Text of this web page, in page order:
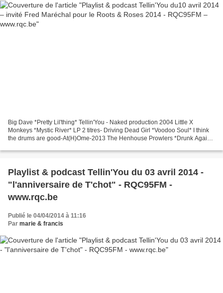
Big Dave *Pretty Lil'thing* Tellin'You - Naked production 2004 Little X
Monkeys *Mystic River* LP 2 titres- Driving Dead Girl *Voodoo Soul* I think
the drums are good-At(H)Ome-2013 The Henhouse Prowlers *Drunk Again*
Playlist & podcast Tellin'You du 03 avril 2014 -
"l'anniversaire de T'chot" - RQC95FM -
www.rqc.be
Publié le 04/04/2014 à 11:16
Par marie & francis